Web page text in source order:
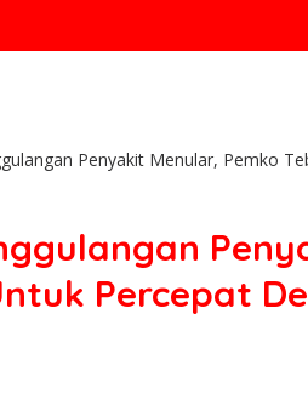
Penyakit Menular, Pemko
Percepat